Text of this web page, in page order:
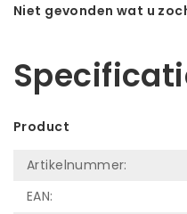
Niet gevonden wat u
Product
Artikelnummer:
EAN: